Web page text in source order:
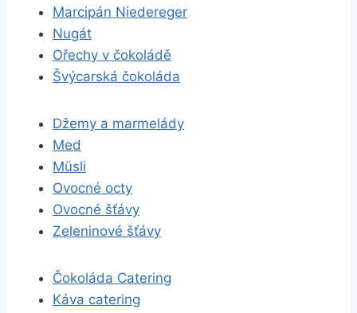
Marcipán Niedereger
Nugát
Ořechy v čokoládě
Švýcarská čokoláda
Džemy a marmelády
Med
Müsli
Ovocné octy
Ovocné šťávy
Zeleninové šťávy
Čokoláda Catering
Káva catering